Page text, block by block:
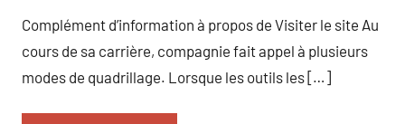
Complément d’information à propos de Visiter le site Au
cours de sa carrière, compagnie fait appel à plusieurs
modes de quadrillage. Lorsque les outils les […]